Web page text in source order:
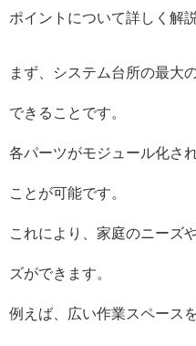
ポイントについて詳しく解
まず、システム台所の最大
できることです。
各パーツがモジュール化さ
ことが可能です。
これにより、家庭のニーズ
ズができます。
例えば、広い作業スペース